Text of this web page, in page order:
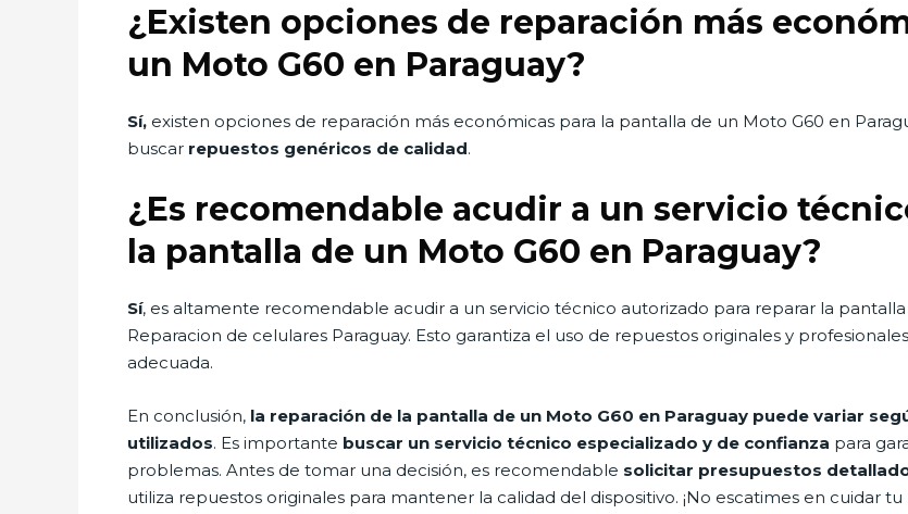
¿Existen opciones de reparación más
un Moto G60 en Paraguay?
Sí, existen opciones de reparación más económicas para la pantalla de un Moto G60 en
buscar repuestos genéricos de calidad.
¿Es recomendable acudir a un servicio
la pantalla de un Moto G60 en Paraguay?
Sí, es altamente recomendable acudir a un servicio técnico autorizado para reparar la
Reparacion de celulares Paraguay. Esto garantiza el uso de repuestos originales y
adecuada.
En conclusión, la reparación de la pantalla de un Moto G60 en Paraguay puede variar
utilizados. Es importante buscar un servicio técnico especializado y de confianza para
problemas. Antes de tomar una decisión, es recomendable solicitar presupuestos
utiliza repuestos originales para mantener la calidad del dispositivo. ¡No escatimes en cuidar tu